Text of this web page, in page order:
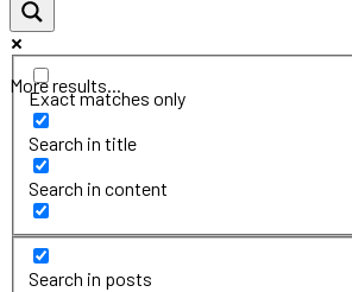
More results...
Exact matches only
Search in title
Search in content
Search in posts